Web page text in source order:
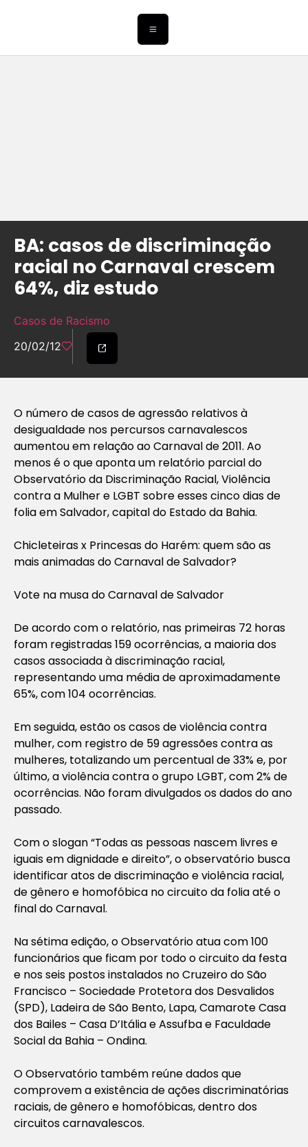
BA: casos de discriminação
racial no Carnaval crescem
64%, diz estudo
Casos de Racismo
20/02/12
O número de casos de agressão relativos à
desigualdade nos percursos carnavalescos
aumentou em relação ao Carnaval de 2011. Ao
menos é o que aponta um relatório parcial do
Observatório da Discriminação Racial, Violência
contra a Mulher e LGBT sobre esses cinco dias de
folia em Salvador, capital do Estado da Bahia.
Chicleteiras x Princesas do Harém: quem são as
mais animadas do Carnaval de Salvador?
Vote na musa do Carnaval de Salvador
De acordo com o relatório, nas primeiras 72 horas
foram registradas 159 ocorrências, a maioria dos
casos associada à discriminação racial,
representando uma média de aproximadamente
65%, com 104 ocorrências.
Em seguida, estão os casos de violência contra
mulher, com registro de 59 agressões contra as
mulheres, totalizando um percentual de 33% e, por
último, a violência contra o grupo LGBT, com 2% de
ocorrências. Não foram divulgados os dados do ano
passado.
Com o slogan “Todas as pessoas nascem livres e
iguais em dignidade e direito”, o observatório busca
identificar atos de discriminação e violência racial,
de gênero e homofóbica no circuito da folia até o
final do Carnaval.
Na sétima edição, o Observatório atua com 100
funcionários que ficam por todo o circuito da festa
e nos seis postos instalados no Cruzeiro do São
Francisco – Sociedade Protetora dos Desvalidos
(SPD), Ladeira de São Bento, Lapa, Camarote Casa
dos Bailes – Casa D’Itália e Assufba e Faculdade
Social da Bahia – Ondina.
O Observatório também reúne dados que
comprovem a existência de ações discriminatórias
raciais, de gênero e homofóbicas, dentro dos
circuitos carnavalescos.